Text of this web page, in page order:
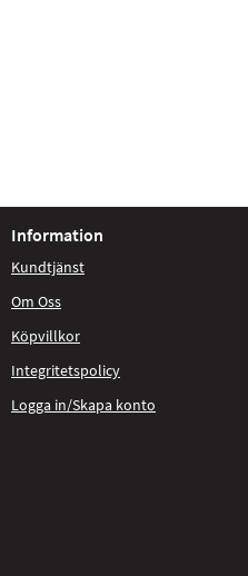
Information
Kundtjänst
Om Oss
Köpvillkor
Integritetspolicy
Logga in/Skapa konto